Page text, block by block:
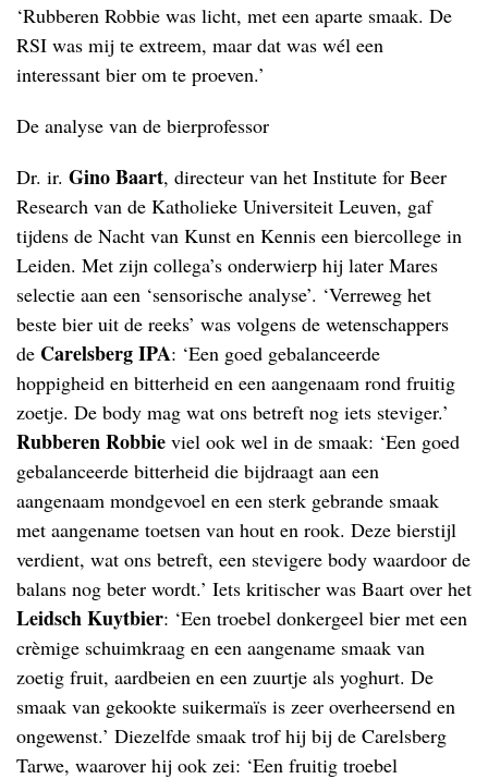
‘Rubberen Robbie was licht, met een aparte smaak. De
RSI was mij te extreem, maar dat was wél een
interessant bier om te proeven.’
De analyse van de bierprofessor
Dr. ir. Gino Baart, directeur van het Institute for Beer
Research van de Katholieke Universiteit Leuven, gaf
tijdens de Nacht van Kunst en Kennis een biercollege in
Leiden. Met zijn collega’s onderwierp hij later Mares
selectie aan een ‘sensorische analyse’. ‘Verreweg het
beste bier uit de reeks’ was volgens de wetenschappers
de Carelsberg IPA: ‘Een goed gebalanceerde
hoppigheid en bitterheid en een aangenaam rond fruitig
zoetje. De body mag wat ons betreft nog iets steviger.’
Rubberen Robbie viel ook wel in de smaak: ‘Een goed
gebalanceerde bitterheid die bijdraagt aan een
aangenaam mondgevoel en een sterk gebrande smaak
met aangename toetsen van hout en rook. Deze bierstijl
verdient, wat ons betreft, een stevigere body waardoor de
balans nog beter wordt.’ Iets kritischer was Baart over het
Leidsch Kuytbier: ‘Een troebel donkergeel bier met een
crèmige schuimkraag en een aangename smaak van
zoetig fruit, aardbeien en een zuurtje als yoghurt. De
smaak van gekookte suikermaïs is zeer overheersend en
ongewenst.’ Diezelfde smaak trof hij bij de Carelsberg
Tarwe, waarover hij ook zei: ‘Een fruitig troebel